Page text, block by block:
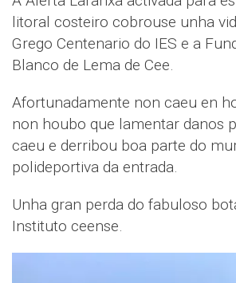
litoral costeiro cobrouse unha
Grego Centenario do IES e a
Blanco de Lema de Cee.
Afortunadamente non caeu en
non houbo que lamentar danos
caeu e derribou boa parte do
polideportiva da entrada.
Unha gran perda do fabuloso
Instituto ceense.